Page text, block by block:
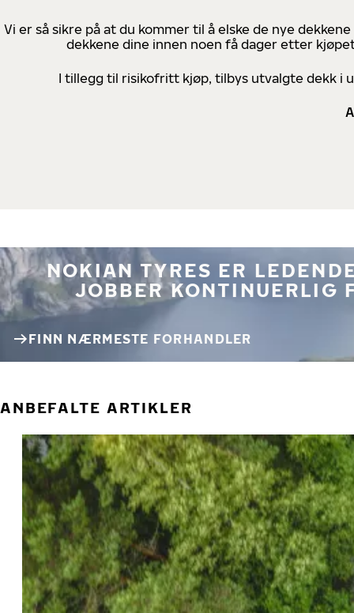
Vi er så sikre på at du kommer til å elske de nye
dekkene dine innen noen få dager etter
I tillegg til risikofritt kjøp, tilbys utvalgte dekk i
NOKIAN TYRES ER
JOBBER KONTINUERLIG
FINN NÆRMESTE FORHANDLER
ANBEFALTE ARTIKLER